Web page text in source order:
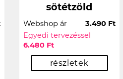
sötétzöld
Webshop ár
3.490 Ft
Egyedi tervezéssel
6.480 Ft
részletek